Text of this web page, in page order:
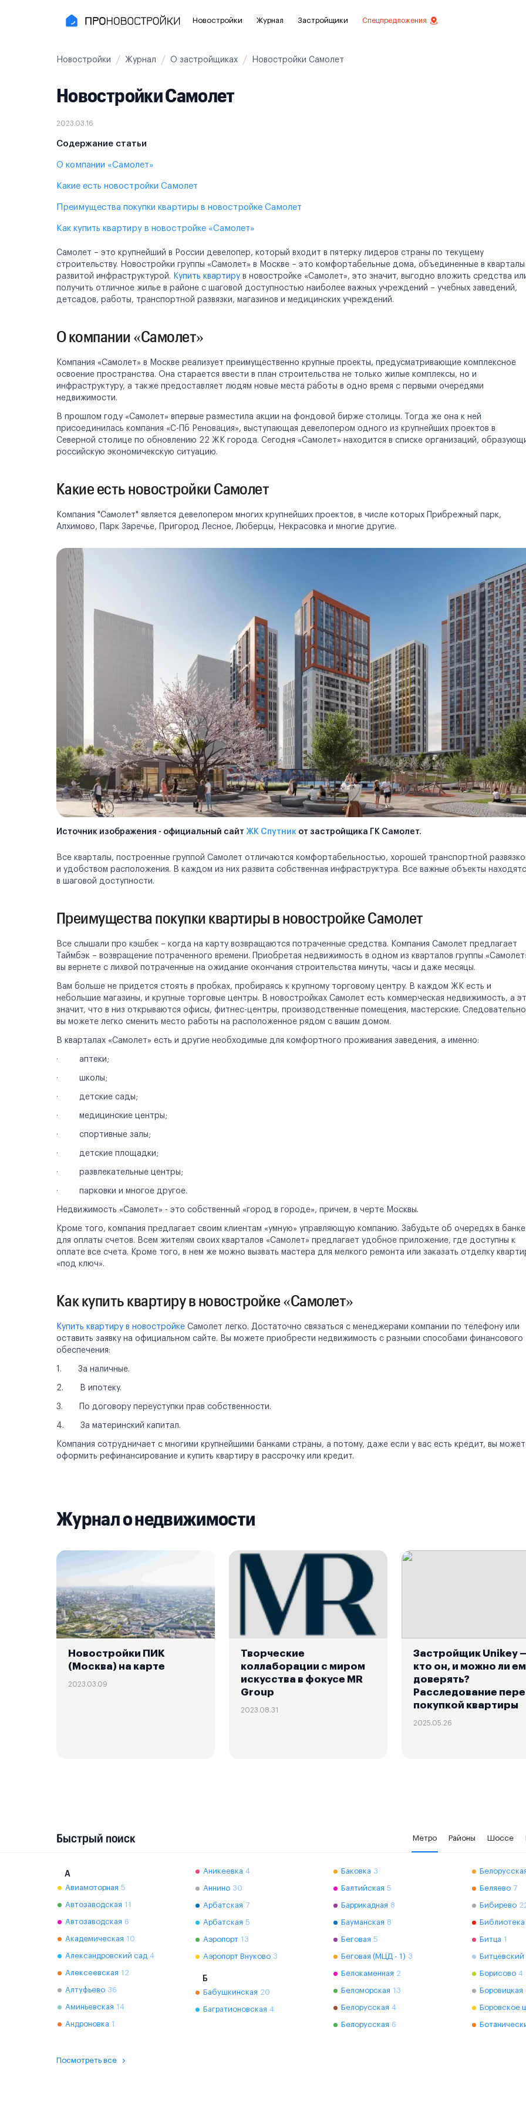
Новостройки
Новостройки в Москве Для инвестиций
Рядом с МЦК
Рядом с метро
На карте
Реклама на сайте
Журнал Застройщики Спецпредложения
Новостройки Журнал О застройщиках Новостройки Самолет
Новостройки Самолет
2023.03.16
Содержание статьи
О компании «Самолет»
Какие есть новостройки Самолет
Преимущества покупки квартиры в новостройке Самолет
Как купить квартиру в новостройке «Самолет»
Самолет – это крупнейший в России девелопер, который входит в пятерку лидеров страны по текущему
строительству. Новостройки группы «Самолет» в Москве – это комфортабельные дома, объединенные в кварталы
развитой инфраструктурой. Купить квартиру в новостройке «Самолет», это значит, выгодно вложить средства
получить отличное жилье в районе с шаговой доступностью наиболее важных учреждений – учебных заведений,
детсадов, работы, транспортной развязки, магазинов и медицинских учреждений.
О компании «Самолет»
Компания «Самолет» в Москве реализует преимущественно крупные проекты, предусматривающие комплексное
освоение пространства. Она старается ввести в план строительства не только жилые комплексы, но и
инфраструктуру, а также предоставляет людям новые места работы в одно время с первыми очередями
недвижимости.
В прошлом году «Самолет» впервые разместила акции на фондовой бирже столицы. Тогда же она к ней
присоединилась компания «С-Пб Реновация», выступающая девелопером одного из крупнейших проектов в
Северной столице по обновлению 22 ЖК города. Сегодня «Самолет» находится в списке организаций,
российскую экономичекскую ситуацию.
Какие есть новостройки Самолет
Компания "Самолет" является девелопером многих крупнейших проектов, в числе которых Прибрежный парк,
Алхимово, Парк Заречье, Пригород Лесное, Люберцы, Некрасовка и многие другие.
Источник изображения - официальный сайт ЖК Спутник от застройщика ГК Самолет.
Все кварталы, построенные группой Самолет отличаются комфортабельностью, хорошей транспортной
и удобством расположения. В каждом из них развита собственная инфраструктура. Все важные объекты
в шаговой доступности.
Преимущества покупки квартиры в новостройке Самолет
Все слышали про кэшбек – когда на карту возвращаются потраченные средства. Компания Самолет предлагает
Таймбэк – возвращение потраченного времени. Приобретая недвижимость в одном из кварталов группы
вы вернете с лихвой потраченные на ожидание окончания строительства минуты, часы и даже месяцы.
Вам больше не придется стоять в пробках, пробираясь к крупному торговому центру. В каждом ЖК есть и
небольшие магазины, и крупные торговые центры. В новостройках Самолет есть коммерческая недвижимость, а
значит, что в низ открываются офисы, фитнес-центры, производственные помещения, мастерские.
вы можете легко сменить место работы на расположенное рядом с вашим домом.
В кварталах «Самолет» есть и другие необходимые для комфортного проживания заведения, а именно:
· аптеки;
· школы;
· детские сады;
· медицинские центры;
· спортивные залы;
· детские площадки;
· развлекательные центры;
· парковки и многое другое.
Недвижимость «Самолет» - это собственный «город в городе», причем, в черте Москвы.
Кроме того, компания предлагает своим клиентам «умную» управляющую компанию. Забудьте об очередях в банке
для оплаты счетов. Всем жителям своих кварталов «Самолет» предлагает удобное приложение, где доступны к
оплате все счета. Кроме того, в нем же можно вызвать мастера для мелкого ремонта или заказать отделку
«под ключ».
Как купить квартиру в новостройке «Самолет»
Купить квартиру в новостройке Самолет легко. Достаточно связаться с менеджерами компании по телефону или
оставить заявку на официальном сайте. Вы можете приобрести недвижимость с разными способами финансового
обеспечения:
1. За наличные.
2. В ипотеку.
3. По договору переуступки прав собственности.
4. За материнский капитал.
Компания сотрудничает с многими крупнейшими банками страны, а потому, даже если у вас есть кредит, вы
оформить рефинансирование и купить квартиру в рассрочку или кредит.
Журнал о недвижимости
Новостройки ПИК
(Москва) на карте
2023.03.09
Творческие
коллаборации с миром
искусства в фокусе MR
Group
2023.08.31
Застройщик Unikey
кто он, и можно ли
доверять?
Расследование
покупкой квартиры
2025.05.26
Быстрый поиск Метро Районы Шоссе
А
Авиамоторная 5
Автозаводская 11
Автозаводская 6
Академическая 10
Александровский сад 4
Алексеевская 12
Алтуфьево 36
Аминьевская 14
Андроновка 1
Аникеевка 4
Аннино 30
Арбатская 7
Арбатская 5
Аэропорт 13
Аэропорт Внуково 3
Б
Бабушкинская 20
Багратионовская 4
Баковка 3
Балтийская 5
Баррикадная 8
Бауманская 8
Беговая 5
Беговая (МЦД - 1) 3
Белокаменная 2
Беломорская 13
Белорусская 4
Белорусская 6
Беляево 7
Бибирево
Битца 1
Битцевский
Борисово 4
Боровицкая
Боровское
Посмотреть все